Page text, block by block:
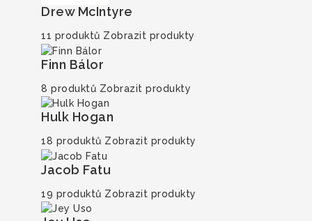
Drew McIntyre
11 produktů Zobrazit produkty
Finn Bálor
8 produktů Zobrazit produkty
Hulk Hogan
18 produktů Zobrazit produkty
Jacob Fatu
19 produktů Zobrazit produkty